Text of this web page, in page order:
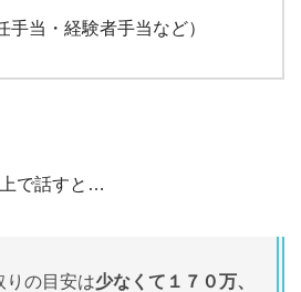
手当・経験者手当など）
で話すと…
りの目安は少なくて１７０万、